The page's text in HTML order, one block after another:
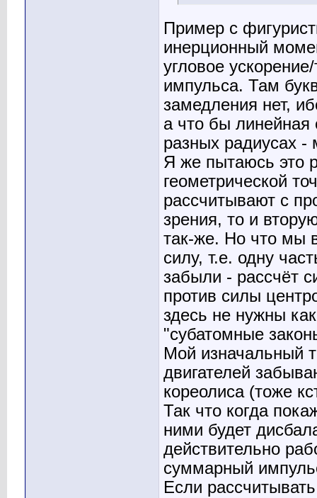
Пример с
инерционный
угловое
импульса. Там
замедления нет,
а что бы линейная
разных радиусах -
Я же пытаюсь это
геометрической
рассчитывают с
зрения, то и
так-же. Но что мы
силу, т.е. одну
забыли - рассчёт
против силы
здесь не нужны
"субатомные
Мой изначальный
двигателей
кореолиса (тоже
Так что когда
ними будет
действительно
суммарный
Если